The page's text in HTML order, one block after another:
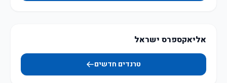
אליאקספרס ישראל
טרנדים חדשים